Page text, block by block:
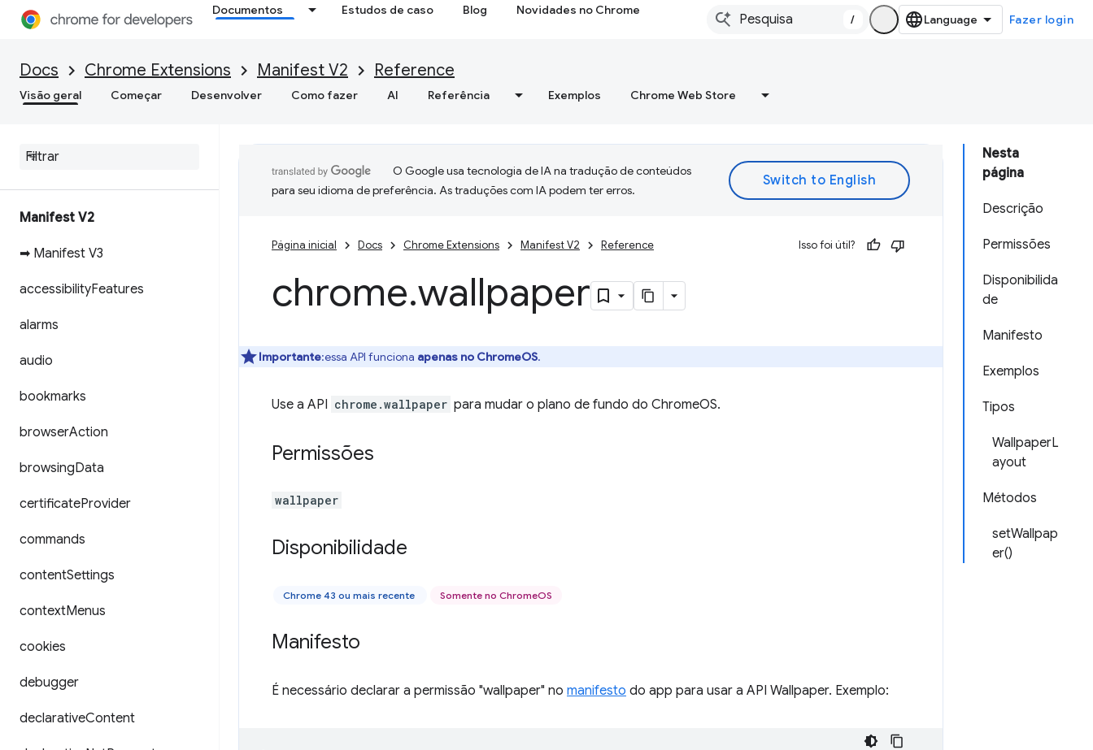
Documentos Estudos de caso Blog Novidades no Chrome
/ Fazer login
Docs Chrome Extensions Manifest V2 Reference
Visão geral Começar Desenvolver Como fazer AI Referência Exemplos Chrome Web Store
Manifest V2
➡ Manifest V3
accessibilityFeatures
alarms
audio
bookmarks
browserAction
browsingData
certificateProvider
commands
contentSettings
contextMenus
cookies
debugger
declarativeContent
Nesta
página
Descrição
Permissões
Disponibilida
de
Manifesto
Exemplos
Tipos
WallpaperL
ayout
Métodos
setWallpap
er()
O Google usa tecnologia de IA na tradução de conteúdos
para seu idioma de preferência. As traduções com IA podem ter erros.
Página inicial Docs Chrome Extensions Manifest V2 Reference Isso foi útil?
chrome.wallpaper
Importante:essa API funciona apenas no ChromeOS.
Use a API chrome.wallpaper para mudar o plano de fundo do ChromeOS.
Permissões
wallpaper
Disponibilidade
Chrome 43 ou mais recente Somente no ChromeOS
Manifesto
É necessário declarar a permissão "wallpaper" no manifesto do app para usar a API Wallpaper. Exemplo: